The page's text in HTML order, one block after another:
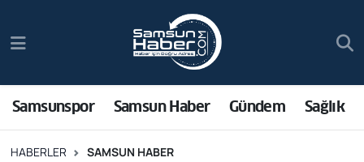
Samsunspor Samsun Haber Gündem Sağlık
HABERLER SAMSUN HABER
Samsun Haber
Sağlık
Trafik Durumu
Süper Lig Puan Durumu ve Fikstür